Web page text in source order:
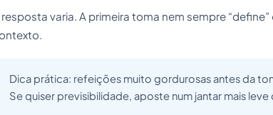
resposta varia. A primeira toma nem sempre
Dica prática: refeições muito gordurosas antes da
Se quiser previsibilidade, aposte num jantar mais